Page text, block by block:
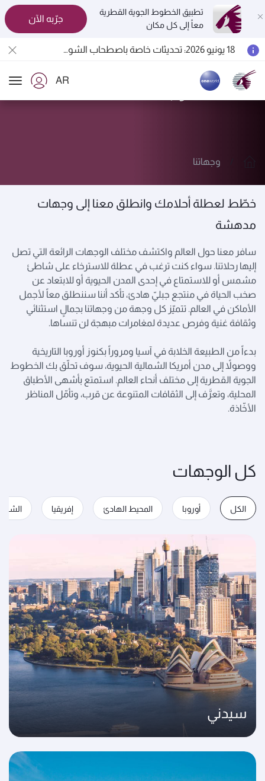
تطبيق الخطوط الجوية القطرية
معاً إلى كل مكان
جرّبه الآن
المسافرون بين الدوحة وأوكلاند على متن الرحلات الجوية رقم QR914 ورقم QR915
18 يونيو 2026: تحديثات خاصة باصطحاب الشواحن المحمولة أثناء السفر
الخطوط الجوية القطرية تعزز شبكة وجهاتها العالمية لتشمل ما يزيد عن 160 وجهة
AR
استكشف وجهاتنا
وجهاتنا
خطّط لعطلة أحلامك وانطلق معنا إلى وجهات
مدهشة
سافر معنا حول العالم واكتشف مختلف الوجهات الرائعة التي تصل
إليها رحلاتنا. سواء كنت ترغب في عطلة للاسترخاء على شاطئ
مشمس أو للاستمتاع في إحدى المدن الحيوية أو للابتعاد عن
صخب الحياة في منتجع جبليّ هادئ، تأكد أننا سننطلق معاً لأجمل
الأماكن في العالم. تتميّز كل وجهة من وجهاتنا بجمالٍ استثنائي
وثقافة غنية وفرص عديدة لمغامرات مبهجة لن تنساها.
بدءاً من الطبيعة الخلابة في آسيا ومروراً بكنوز أوروبا التاريخية
ووصولاً إلى مدن أمريكا الشمالية الحيوية، سوف تحلّق بك الخطوط
الجوية القطرية إلى مختلف أنحاء العالم. استمتع بأشهى الأطباق
المحلية، وتعرَّف إلى الثقافات المتنوعة عن قرب، وتأمّل المناظر
الأخّاذة.
كل الوجهات
الكل أوروبا المحيط الهادئ إفريقيا
سيدني